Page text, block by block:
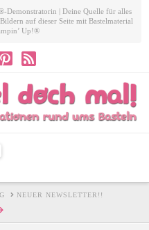
Demonstratorin | Deine Quelle für alles
auf dieser Seite mit Bastelmaterial
Up!®
NEUER NEWSLETTER!!